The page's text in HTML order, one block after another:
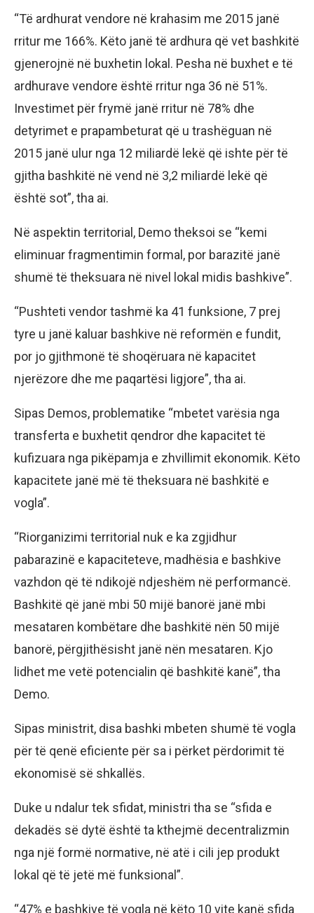
“Të ardhurat vendore në krahasim me 2015 janë
rritur me 166%. Këto janë të ardhura që vet bashkitë
gjenerojnë në buxhetin lokal. Pesha në buxhet e të
ardhurave vendore është rritur nga 36 në 51%.
Investimet për frymë janë rritur në 78% dhe
detyrimet e prapambeturat që u trashëguan në
2015 janë ulur nga 12 miliardë lekë që ishte për të
gjitha bashkitë në vend në 3,2 miliardë lekë që
është sot”, tha ai.
Në aspektin territorial, Demo theksoi se “kemi
eliminuar fragmentimin formal, por barazitë janë
shumë të theksuara në nivel lokal midis bashkive”.
“Pushteti vendor tashmë ka 41 funksione, 7 prej
tyre u janë kaluar bashkive në reformën e fundit,
por jo gjithmonë të shoqëruara në kapacitet
njerëzore dhe me paqartësi ligjore”, tha ai.
Sipas Demos, problematike “mbetet varësia nga
transferta e buxhetit qendror dhe kapacitet të
kufizuara nga pikëpamja e zhvillimit ekonomik. Këto
kapacitete janë më të theksuara në bashkitë e
vogla”.
“Riorganizimi territorial nuk e ka zgjidhur
pabarazinë e kapaciteteve, madhësia e bashkive
vazhdon që të ndikojë ndjeshëm në performancë.
Bashkitë që janë mbi 50 mijë banorë janë mbi
mesataren kombëtare dhe bashkitë nën 50 mijë
banorë, përgjithësisht janë nën mesataren. Kjo
lidhet me vetë potencialin që bashkitë kanë”, tha
Demo.
Sipas ministrit, disa bashki mbeten shumë të vogla
për të qenë eficiente për sa i përket përdorimit të
ekonomisë së shkallës.
Duke u ndalur tek sfidat, ministri tha se “sfida e
dekadës së dytë është ta kthejmë decentralizmin
nga një formë normative, në atë i cili jep produkt
lokal që të jetë më funksional”.
“47% e bashkive të vogla në këto 10 vite kanë sfida